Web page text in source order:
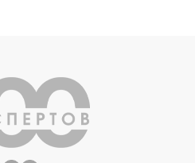
бьюти-проблем. Но
пришли к выводу,
помочь справиться с
образом? Сейчас